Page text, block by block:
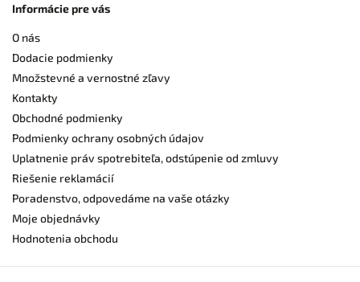
Informácie pre vás
O nás
Dodacie podmienky
Množstevné a vernostné zľavy
Kontakty
Obchodné podmienky
Podmienky ochrany osobných údajov
Uplatnenie práv spotrebiteľa, odstúpenie od zmluvy
Riešenie reklamácií
Poradenstvo, odpovedáme na vaše otázky
Moje objednávky
Hodnotenia obchodu